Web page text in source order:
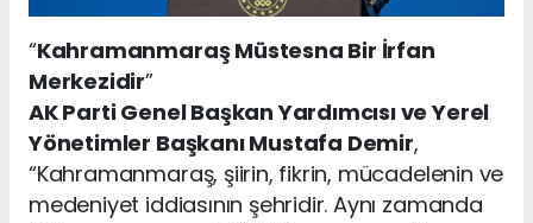
“Kahramanmaraş Müstesna Bir İrfan
Merkezidir”
AK Parti Genel Başkan Yardımcısı ve Yerel
Yönetimler Başkanı Mustafa Demir,
“Kahramanmaraş, şiirin, fikrin, mücadelenin ve
medeniyet iddiasının şehridir. Aynı zamanda